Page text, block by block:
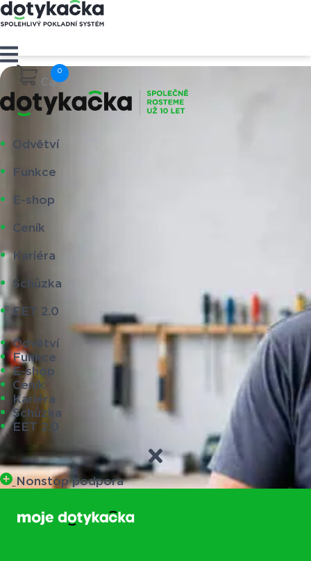
Cart
Odvětví
Funkce
E-shop
Ceník
Kariéra
Schůzka
EET 2.0
Odvětví
Funkce
E-shop
Ceník
Kariéra
Schůzka
EET 2.0
Nonstop podpora